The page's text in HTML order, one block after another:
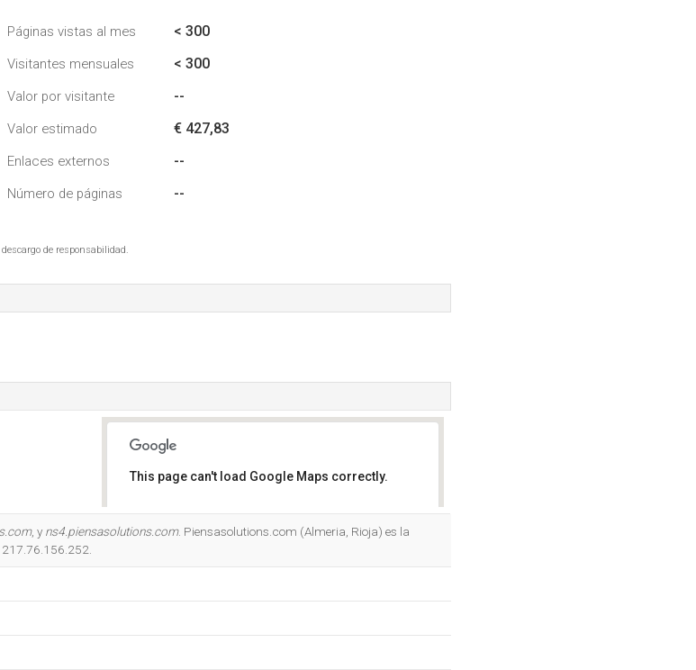
Páginas vistas al mes < 300
Visitantes mensuales < 300
Valor por visitante --
Valor estimado € 427,83
Enlaces externos --
Número de páginas --
de responsabilidad.
This page can't load Google Maps correctly.
, y ns4.piensasolutions.com. Piensasolutions.com (Almeria, Rioja) es la